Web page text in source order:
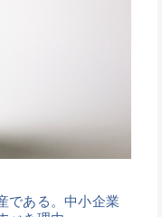
である。中小企業